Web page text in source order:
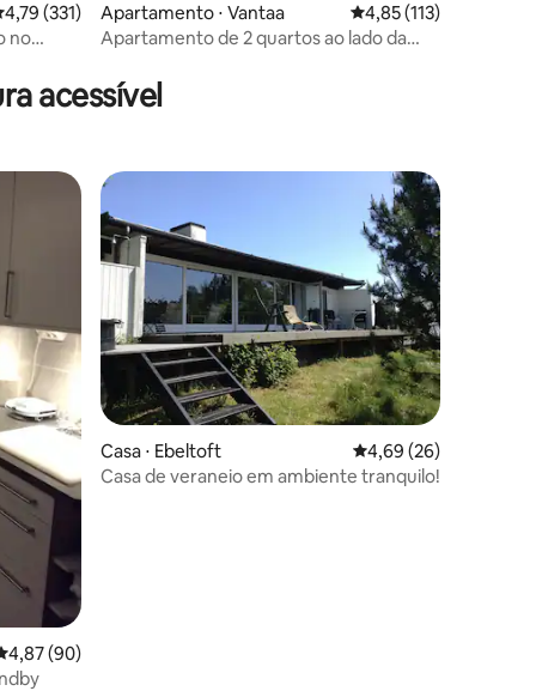
de uma avaliação média de 5, 331 avaliações
4,79 (331)
no
Apartamento ⋅ Vantaa 4,85 de uma avaliação
4,85 (113)
Apartamento de 2 quartos ao lado da
Helsinque
acessível
de uma avaliação média de 5, 90 avaliações
4,87 (90)
Casa ⋅ Ebeltoft 4,69 de uma
4,69 (26)
Casa de veraneio em ambiente tranquilo!